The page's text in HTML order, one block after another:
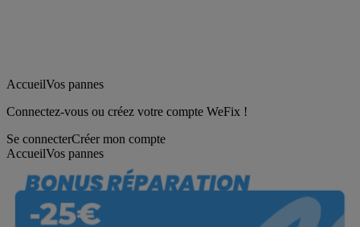
AccueilVos pannes
Connectez-vous ou créez votre compte WeFix !
Se connecterCréer mon compte
AccueilVos pannes